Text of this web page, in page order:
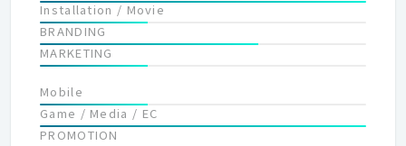
Installation / Movie
BRANDING
MARKETING
Mobile
Game / Media / EC
PROMOTION